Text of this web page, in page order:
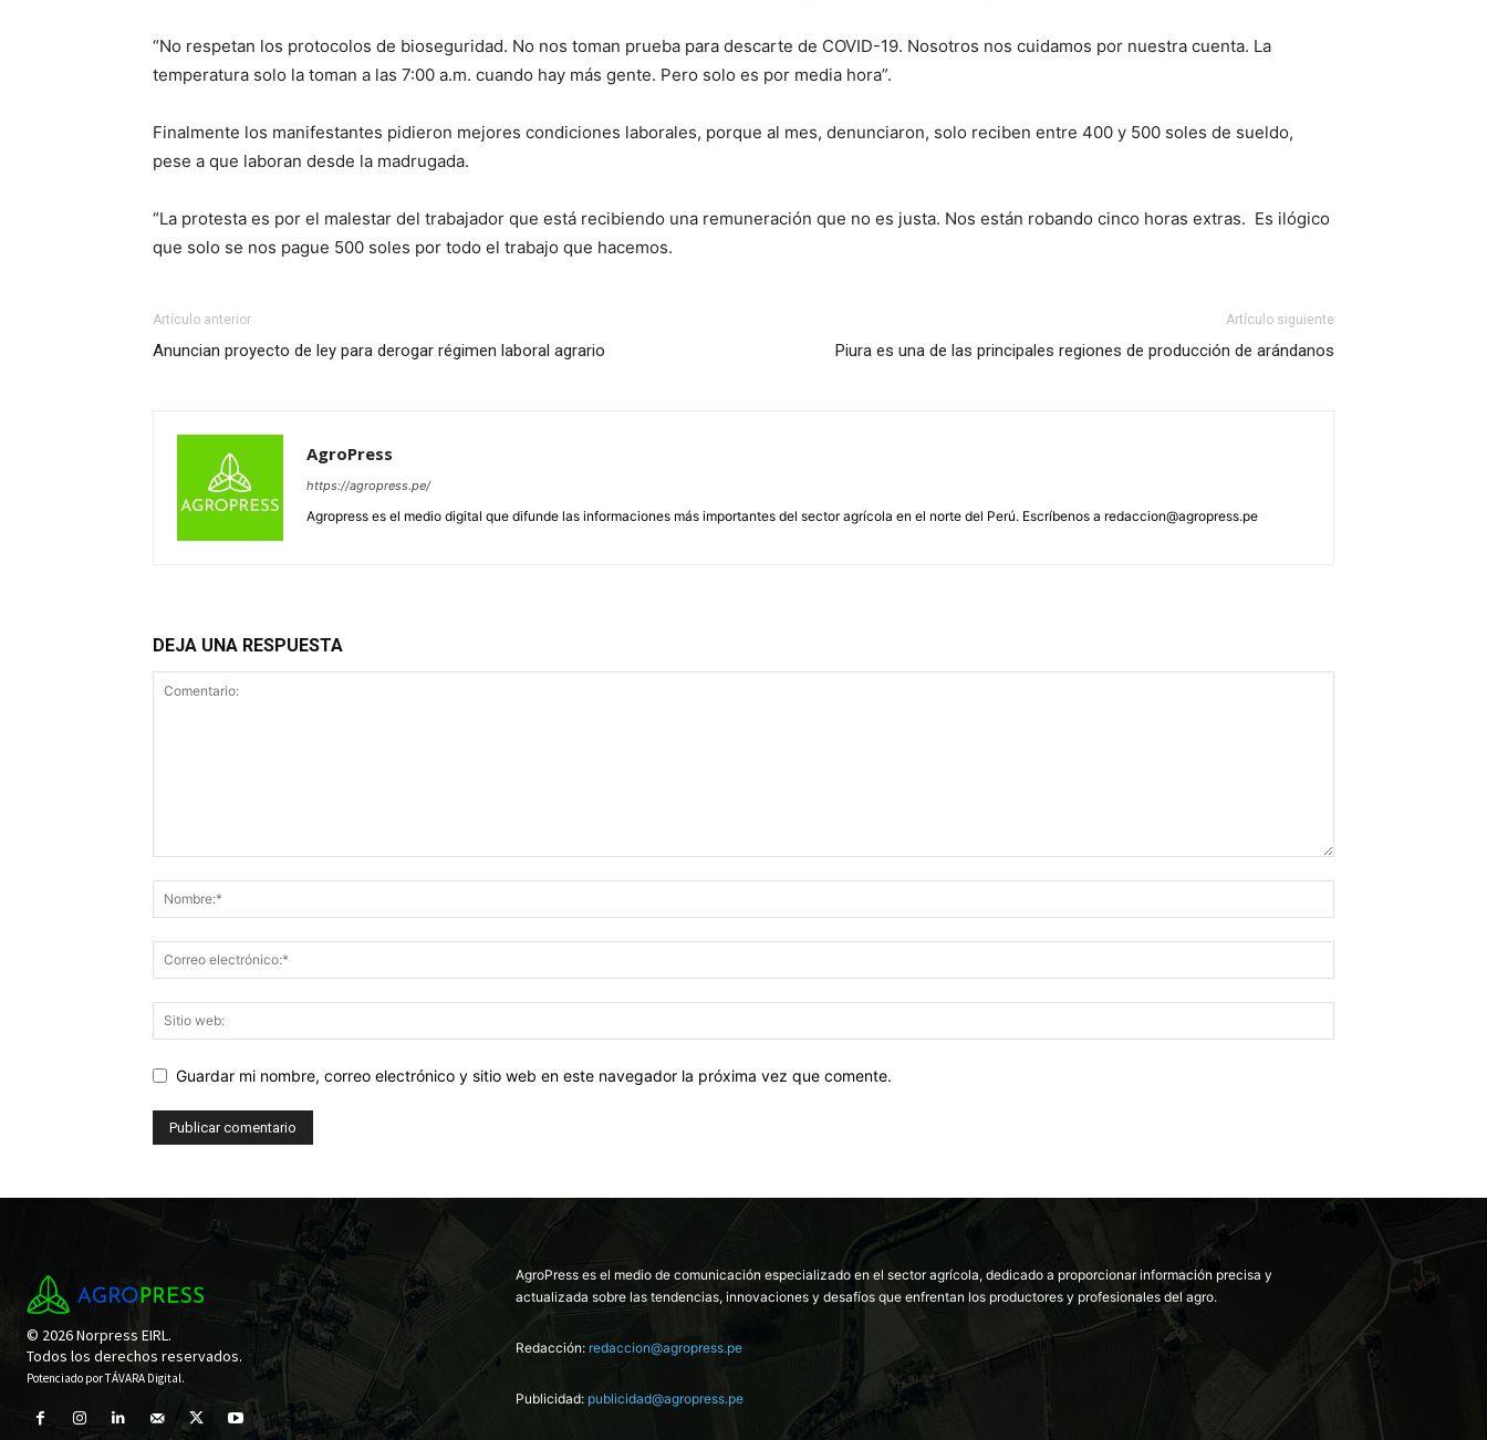
“No respetan los protocolos de bioseguridad. No nos toman prueba para descarte de COVID-19. Nosotros nos cuidamos por nuestra cuenta. La
temperatura solo la toman a las 7:00 a.m. cuando hay más gente. Pero solo es por media hora”.
Finalmente los manifestantes pidieron mejores condiciones laborales, porque al mes, denunciaron, solo reciben entre 400 y 500 soles de sueldo,
pese a que laboran desde la madrugada.
“La protesta es por el malestar del trabajador que está recibiendo una remuneración que no es justa. Nos están robando cinco horas extras. Es ilógico
que solo se nos pague 500 soles por todo el trabajo que hacemos.
Artículo anterior
Anuncian proyecto de ley para derogar régimen laboral agrario
Artículo siguiente
Piura es una de las principales regiones de producción de arándanos
AgroPress
https://agropress.pe/
Agropress es el medio digital que difunde las informaciones más importantes del sector agrícola en el norte del Perú. Escríbenos a redaccion@agropress.pe
DEJA UNA RESPUESTA
Guardar mi nombre, correo electrónico y sitio web en este navegador la próxima vez que comente.
© 2026 Norpress EIRL.
Todos los derechos reservados.
Potenciado porTÁVARA Digital.
AgroPress es el medio de comunicación especializado en el sector agrícola, dedicado a proporcionar información precisa y
actualizada sobre las tendencias, innovaciones y desafíos que enfrentan los productores y profesionales del agro.
Redacción: redaccion@agropress.pe
Publicidad: publicidad@agropress.pe